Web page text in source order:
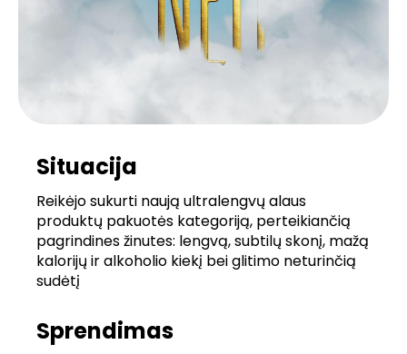
Situacija
Reikėjo sukurti naują ultralengvų alaus
produktų pakuotės kategoriją, perteikiančią
pagrindines žinutes: lengvą, subtilų skonį, mažą
kalorijų ir alkoholio kiekį bei glitimo neturinčią
sudėtį
Sprendimas